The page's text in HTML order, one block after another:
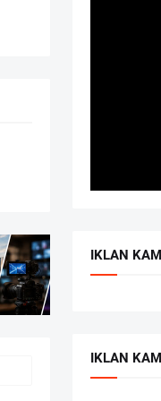
IKLAN KAMI
IKLAN KAMI